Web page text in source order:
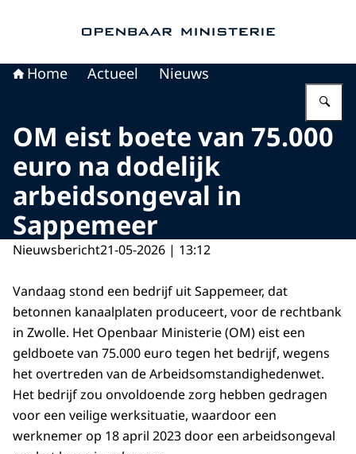
Home Actueel Nieuws
OM eist boete van 75.000
euro na dodelijk
arbeidsongeval in
Sappemeer
Nieuwsbericht21-05-2026 | 13:12
Vandaag stond een bedrijf uit Sappemeer, dat
betonnen kanaalplaten produceert, voor de rechtbank
in Zwolle. Het Openbaar Ministerie (OM) eist een
geldboete van 75.000 euro tegen het bedrijf, wegens
het overtreden van de Arbeidsomstandighedenwet.
Het bedrijf zou onvoldoende zorg hebben gedragen
voor een veilige werksituatie, waardoor een
werknemer op 18 april 2023 door een arbeidsongeval